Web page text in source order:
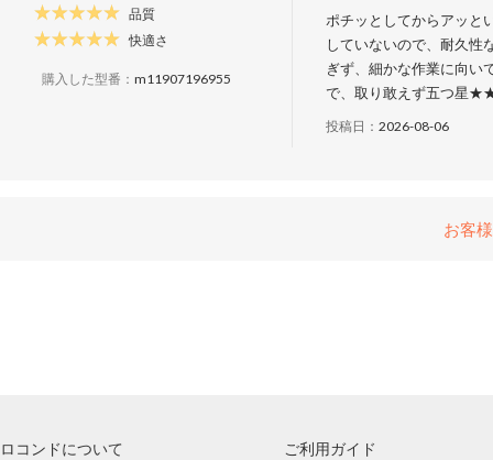
品質
快適さ
購入した型番： m11907196955
ポチッとしてからアッと
していないので、耐久性
ぎず、細かな作業に向い
で、取り敢えず五つ星
投稿日： 2026-08-06
お客
ロコンドについて ご利用ガイド